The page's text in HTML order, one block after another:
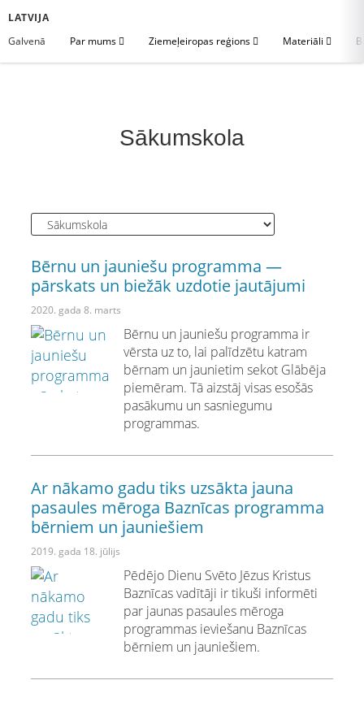
LATVIJA
Galvenā
Par mums Ziemeļeiropas reģions Materiāli
Sākumskola
Bērnu un jauniešu programma —
pārskats un biežāk uzdotie jautājumi
2020. gada 8. marts
Bērnu un jauniešu programma ir
vērsta uz to, lai palīdzētu katram
bērnam un jaunietim sekot Glābēja
piemēram. Tā aizstāj visas esošās
pasākumu un sasniegumu
programmas.
Ar nākamo gadu tiks uzsākta jauna
pasaules mēroga Baznīcas programma
bērniem un jauniešiem
2019. gada 18. jūlijs
Pēdējo Dienu Svēto Jēzus Kristus
Baznīcas vadītāji ir tikuši informēti
par jaunas pasaules mēroga
programmas ieviešanu Baznīcas
bērniem un jauniešiem.